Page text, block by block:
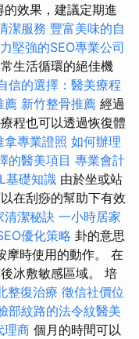
效果，建議定期進
潔服務 豐富美味的自
堅強的SEO專業公司
生活循環的絕佳機
信的選擇：醫美療程
薦 新竹整骨推薦 經過
程也可以透過恢復體
拿專業證照 如何辦理
的醫美項目 專業會計
基礎知識 由於坐或站
在刮痧的幫助下有效
清潔秘訣 一小時居家
優化策略 卦的意思
摩時使用的動作。 在
冰敷敏感區域。 培
整復治療 徵信社價位
部紋路的法令紋醫美
理商 個月的時間可以